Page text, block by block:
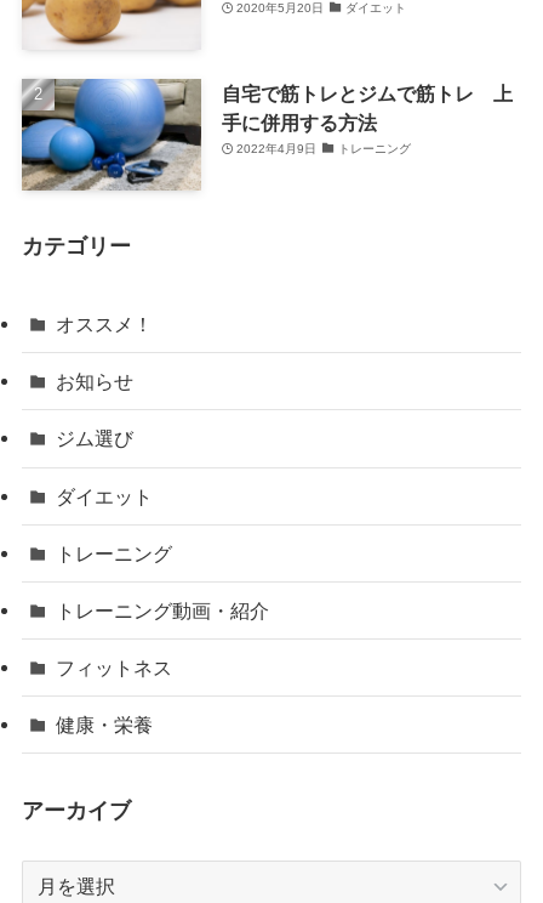
2020年5月20日 ダイエット
自宅で筋トレとジムで筋トレ 上
手に併用する方法
2022年4月9日 トレーニング
カテゴリー
オススメ！
お知らせ
ジム選び
ダイエット
トレーニング
トレーニング動画・紹介
フィットネス
健康・栄養
アーカイブ